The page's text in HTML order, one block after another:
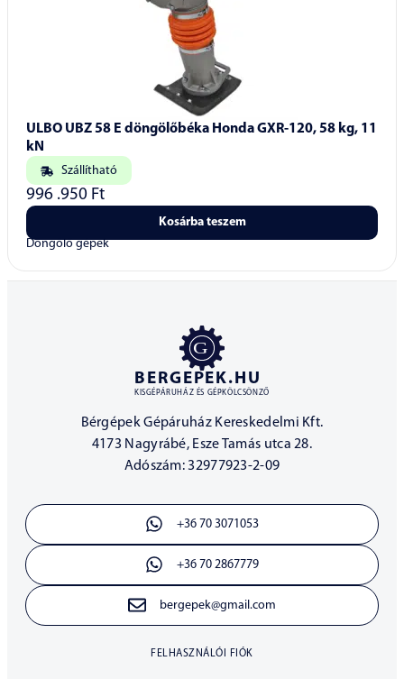
ULBO UBZ 58 E döngölőbéka Honda GXR-120, 58 kg, 11
kN
Szállítható
996 .950 Ft
Kosárba teszem
Döngölő gépek
BERGEPEK.HU
KISGÉPÁRUHÁZ ÉS GÉPKÖLCSÖNZŐ
Bérgépek Gépáruház Kereskedelmi Kft.
4173 Nagyrábé, Esze Tamás utca 28.
Adószám: 32977923-2-09
+36 70 3071053
+36 70 2867779
bergepek@gmail.com
FELHASZNÁLÓI FIÓK